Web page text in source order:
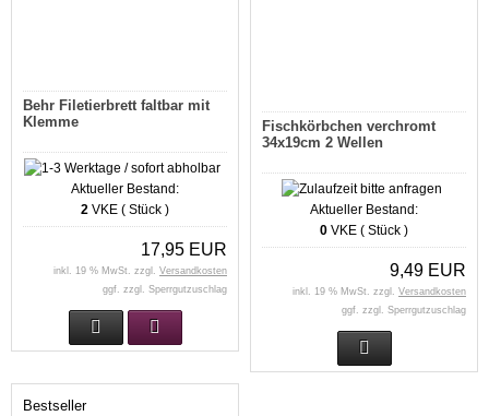
Behr Filetierbrett faltbar mit
Klemme
Aktueller Bestand:
2 VKE ( Stück )
17,95 EUR
inkl. 19 % MwSt. zzgl. Versandkosten
ggf. zzgl. Sperrgutzuschlag
Fischkörbchen verchromt
34x19cm 2 Wellen
Aktueller Bestand:
0 VKE ( Stück )
9,49 EUR
inkl. 19 % MwSt. zzgl. Versandkosten
ggf. zzgl. Sperrgutzuschlag
Bestseller